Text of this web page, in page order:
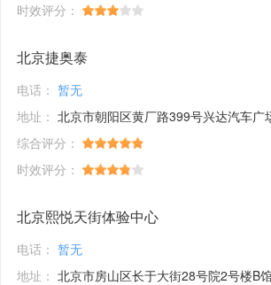
时效评分：
北京捷奥泰
电话： 暂无
地址： 北京市朝阳区黄厂路399号兴达汽车广
综合评分：
时效评分：
北京熙悦天街体验中心
电话： 暂无
地址： 北京市房山区长于大街28号院2号楼B